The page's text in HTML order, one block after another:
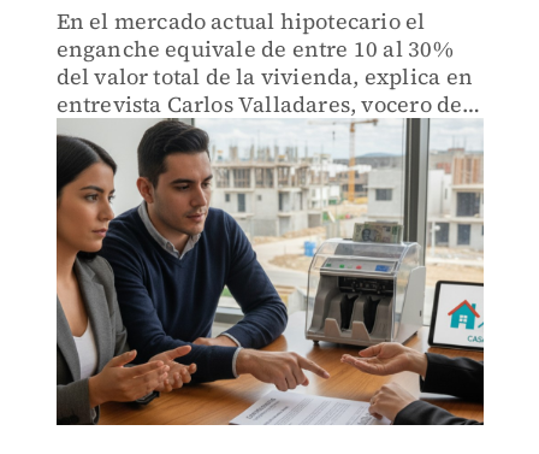
En el mercado actual hipotecario el
enganche equivale de entre 10 al 30%
del valor total de la vivienda, explica en
entrevista Carlos Valladares, vocero de
la iniciativa REVIVE.